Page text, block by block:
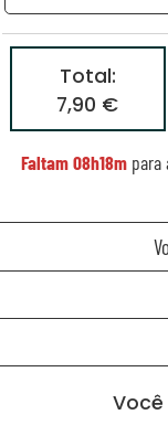
Total:
7,90 €
Faltam08h18mpara